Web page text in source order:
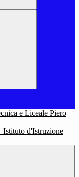
Istituto d'Istruzione